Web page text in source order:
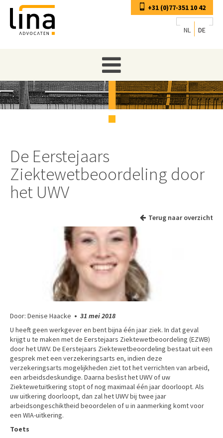
+31 (0)77-351 10 42
NL DE
De Eerstejaars
Ziektewetbeoordeling door
het UWV
Terug naar overzicht
Door: Denise Haacke • 31 mei 2018
U heeft geen werkgever en bent bijna één jaar ziek. In dat geval
krijgt u te maken met de Eerstejaars Ziektewetbeoordeling (EZWB)
door het UWV. De Eerstejaars Ziektewetbeoordeling bestaat uit een
gesprek met een verzekeringsarts en, indien deze
verzekeringsarts mogelijkheden ziet tot het verrichten van arbeid,
een arbeidsdeskundige. Daarna beslist het UWV of uw
Ziektewetuitkering stopt of nog maximaal één jaar doorloopt. Als
uw uitkering doorloopt, dan zal het UWV bij twee jaar
arbeidsongeschiktheid beoordelen of u in aanmerking komt voor
een WIA-uitkering.
Toets